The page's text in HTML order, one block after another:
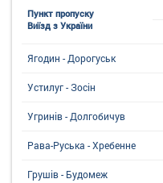
Пункт пропуску
Виїзд з України
Ягодин - Дорогуськ
Устилуг - Зосін
Угринiв - Долгобичув
Рава-Руська - Хребенне
Грушів - Будомеж